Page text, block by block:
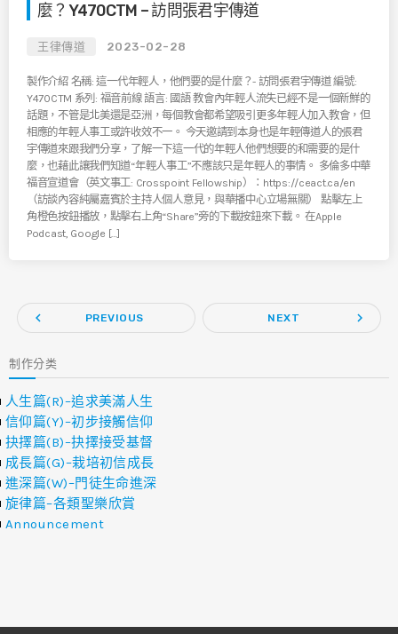
麼？Y470CTM – 訪問張君宇傳道
王律傳道 2023-02-28
製作介紹 名稱: 這一代年輕人，他們要的是什麼？- 訪問張君宇傳道 編號:
Y470CTM 系列: 福音前線 語言: 國語 教會內年輕人流失已經不是一個新鮮的
話題，不管是北美還是亞洲，每個教會都希望吸引更多年輕人加入教會，但
相應的年輕人事工或許收效不一。 今天邀請到本身也是年輕傳道人的張君
宇傳道來跟我們分享，了解一下這一代的年輕人他們想要的和需要的是什
麼，也藉此讓我們知道“年輕人事工”不應該只是年輕人的事情。 多倫多中華
福音宣道會（英文事工: Crosspoint Fellowship）：https://ceact.ca/en
（訪談內容純屬嘉賓於主持人個人意見，與華播中心立場無關） 點擊左上
角橙色按鈕播放，點擊右上角“Share”旁的下載按鈕來下載。 在Apple
Podcast, Google […]
navigate_before PREVIOUS NEXT navigate_next
制作分类
人生篇(R)–追求美滿人生
信仰篇(Y)–初步接觸信仰
抉擇篇(B)–抉擇接受基督
成長篇(G)–栽培初信成長
進深篇(W)–門徒生命進深
旋律篇–各類聖樂欣賞
Announcement